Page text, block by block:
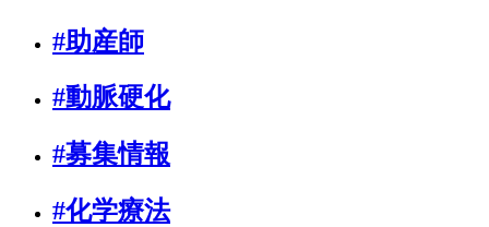
#助産師
#動脈硬化
#募集情報
#化学療法